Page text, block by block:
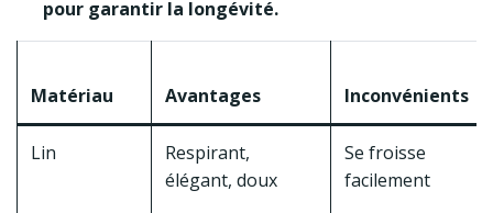
pour garantir la longévité.
Matériau Avantages Inconvénients
Lin
Respirant,
élégant, doux
Se froisse
facilement